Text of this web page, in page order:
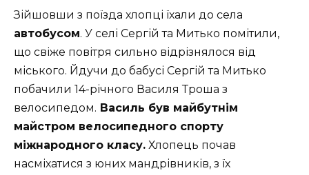
Зійшовши з поїзда хлопці їхали до села
автобусом. У селі Сергій та Митько помітили,
що свіже повітря сильно відрізнялося від
міського. Йдучи до бабусі Сергій та Митько
побачили 14-річного Василя Троша з
велосипедом. Василь був майбутнім
майстром велосипедного спорту
міжнародного класу. Хлопець почав
насміхатися з юних мандрівників, з їх